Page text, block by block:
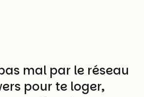
pas mal par le réseau
pour te loger,